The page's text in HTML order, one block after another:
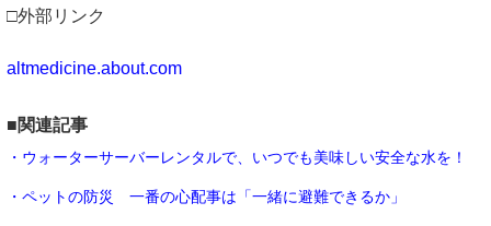
□外部リンク
altmedicine.about.com
■関連記事
・ウォーターサーバーレンタルで、いつでも美味しい安全な水を！
・ペットの防災 一番の心配事は「一緒に避難できるか」